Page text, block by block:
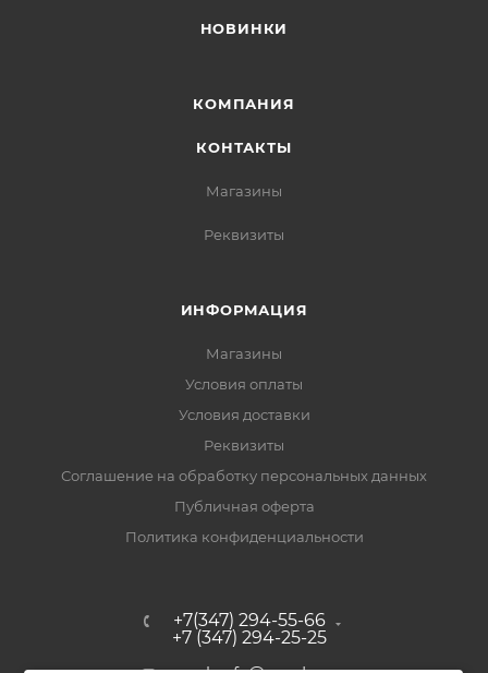
НОВИНКИ
КОМПАНИЯ
КОНТАКТЫ
Магазины
Реквизиты
ИНФОРМАЦИЯ
Магазины
Условия оплаты
Условия доставки
Реквизиты
Соглашение на обработку персональных данных
Публичная оферта
Политика конфиденциальности
+7(347) 294-55-66
+7 (347) 294-25-25